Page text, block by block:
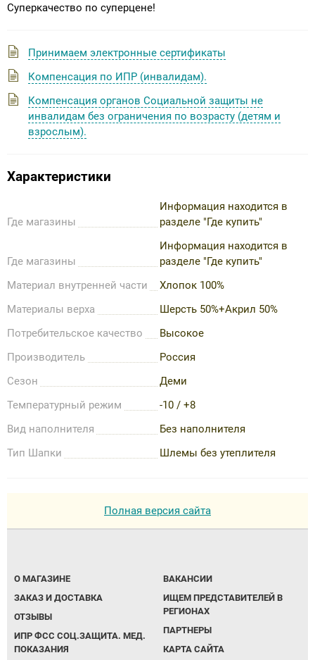
Суперкачество по суперцене!
Принимаем электронные сертификаты
Компенсация по ИПР (инвалидам).
Компенсация органов Социальной защиты не
инвалидам без ограничения по возрасту (детям и
взрослым).
Характеристики
Где магазины
Информация находится в
разделе "Где купить"
Где магазины
Информация находится в
разделе "Где купить"
Материал внутренней части
Хлопок 100%
Материалы верха
Шерсть 50%+Акрил 50%
Потребительское качество
Высокое
Производитель
Россия
Сезон
Деми
Температурный режим
-10 / +8
Вид наполнителя
Без наполнителя
Тип Шапки
Шлемы без утеплителя
Полная версия сайта
О МАГАЗИНЕ
ЗАКАЗ И ДОСТАВКА
ОТЗЫВЫ
ИПР ФСС СОЦ.ЗАЩИТА. МЕД.
ПОКАЗАНИЯ
ВАКАНСИИ
ИЩЕМ ПРЕДСТАВИТЕЛЕЙ В
РЕГИОНАХ
ПАРТНЕРЫ
КАРТА САЙТА